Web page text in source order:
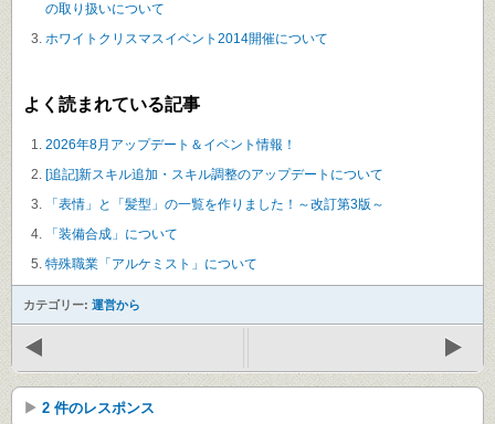
の取り扱いについて
ホワイトクリスマスイベント2014開催について
よく読まれている記事
2026年8月アップデート＆イベント情報！
[追記]新スキル追加・スキル調整のアップデートについて
「表情」と「髪型」の一覧を作りました！～改訂第3版～
「装備合成」について
特殊職業「アルケミスト」について
カテゴリー: 運営から
2 件のレスポンス